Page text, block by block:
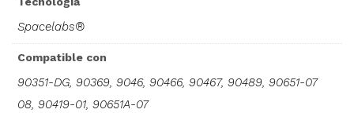
Spacelabs®
Compatible con
90351-DG, 90369, 9046, 90466, 90467, 90489, 90651-07
08, 90419-01, 90651A-07